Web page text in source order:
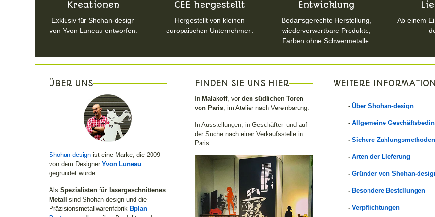
Kreationen
Exklusiv für Shohan-design
von Yvon Luneau entworfen.
CEE hergestellt
Hergestellt von kleinen
europäischen Unternehmen.
Entwicklung
Bedarfsgerechte Herstellung,
wiederverwertbare Produkte,
Farben ohne Schwermetalle.
Ab einem
ÜBER UNS
Shohan-designist eine Marke, die 2009
von dem Designer Yvon Luneau
gegründet wurde..
Als Spezialisten für lasergeschnittenes
Metall
sind Shohan-design und die
Präzisionsmetallwarenfabrik Bplan
FINDEN SIE UNS HIER
In Malakoff, vor den südlichen Toren
von Paris, im Atelier nach Vereinbarung.
In Ausstellungen, in Geschäften und auf
der Suche nach einer Verkaufsstelle in
Paris.
WEITERE
- Über Shohan-design
- Allgemeine
- Sichere Zahlungsmethoden
- Arten der Lieferung
- Gründer von Shohan-
- Besondere Bestellungen
- Verpflichtungen
Google-
"Das perfekte Geschenk
Olivier
BEWERTEN